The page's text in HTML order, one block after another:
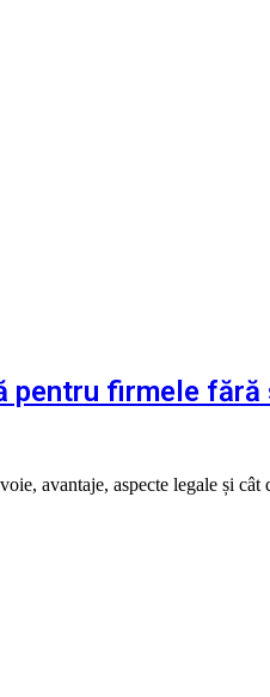
pentru firmele fără
avantaje, aspecte legale și